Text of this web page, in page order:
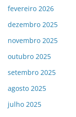
fevereiro 2026
dezembro 2025
novembro 2025
outubro 2025
setembro 2025
agosto 2025
julho 2025